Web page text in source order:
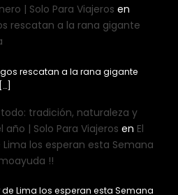
| Solo Para Viajeros en
rescatan a la rana gigante
rescatan a la rana gigante
tradición, naturaleza y
| Solo Para Viajeros en El
los esperan esta Semana
!!
de Lima los esperan esta Semana